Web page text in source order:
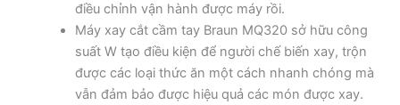
điều chỉnh vận hành được máy rồi.
Máy xay cắt cầm tay Braun MQ320 sở hữu công
suất W tạo điều kiện để người chế biến xay, trộn
được các loại thức ăn một cách nhanh chóng mà
vẫn đảm bảo được hiệu quả các món được xay.